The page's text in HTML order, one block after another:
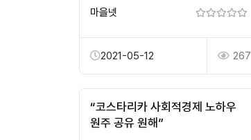
마을넷
2021-05-12 267
“코스타리카 사회적경제 노하우
원주 공유 원해”